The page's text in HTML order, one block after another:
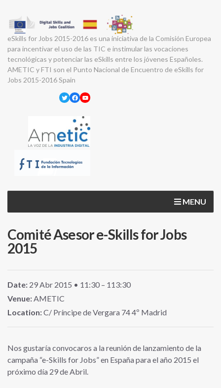
eSkills for Jobs 2015-2016 es una iniciativa de la Comisión Europea
para incentivar el uso de las TIC e instimular las vocaciones
tecnológicas y potenciar las eSkills entre los jóvenes Españoles.
AMETIC y FTI son el Punto Nacional de Encuentro de eSkills for
Jobs 2015-2016 Spain
Twitter
Facebook
YouTube
MENU
Comité Asesor e-Skills for Jobs
2015
Date: 29Abr 2015 • 11:30 – 113:30
Venue:AMETIC
Location:C/ Príncipe de Vergara 74 4º Madrid
Nos gustaría convocaros a la reunión de lanzamiento de la
campaña “e-Skills for Jobs” en España para el año 2015 el
próximo día 29 de Abril.